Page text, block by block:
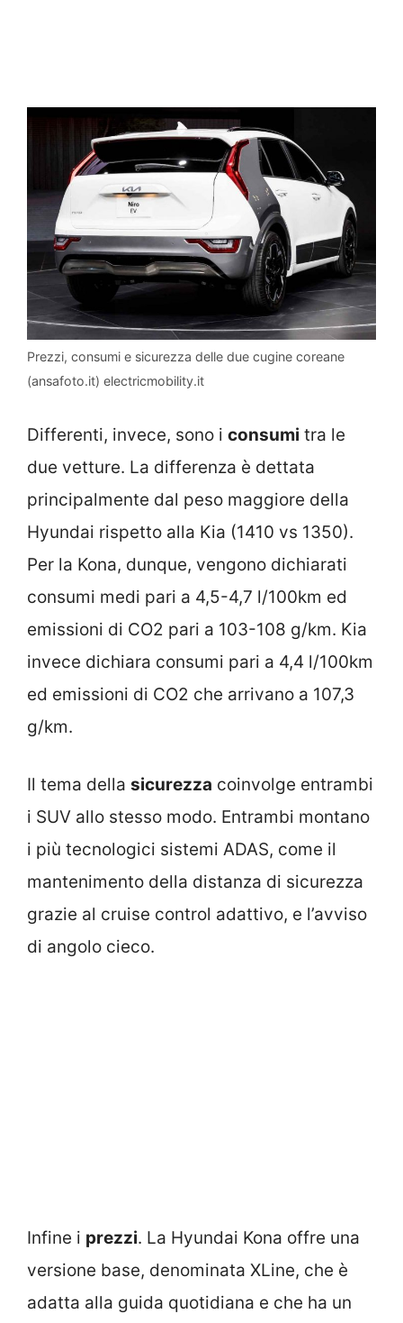
Prezzi, consumi e sicurezza delle due cugine coreane
(ansafoto.it) electricmobility.it
Differenti, invece, sono i consumi tra le
due vetture. La differenza è dettata
principalmente dal peso maggiore della
Hyundai rispetto alla Kia (1410 vs 1350).
Per la Kona, dunque, vengono dichiarati
consumi medi pari a 4,5-4,7 l/100km ed
emissioni di CO2 pari a 103-108 g/km. Kia
invece dichiara consumi pari a 4,4 l/100km
ed emissioni di CO2 che arrivano a 107,3
g/km.
Il tema della sicurezza coinvolge entrambi
i SUV allo stesso modo. Entrambi montano
i più tecnologici sistemi ADAS, come il
mantenimento della distanza di sicurezza
grazie al cruise control adattivo, e l’avviso
di angolo cieco.
Infine i prezzi. La Hyundai Kona offre una
versione base, denominata XLine, che è
adatta alla guida quotidiana e che ha un